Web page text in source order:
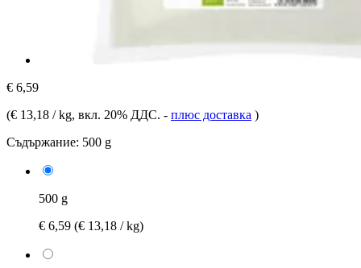
€ 6,59
(€ 13,18 / kg, вкл. 20% ДДС. - плюс доставка )
Съдържание: 500 g
500 g
€ 6,59 (€ 13,18 / kg)